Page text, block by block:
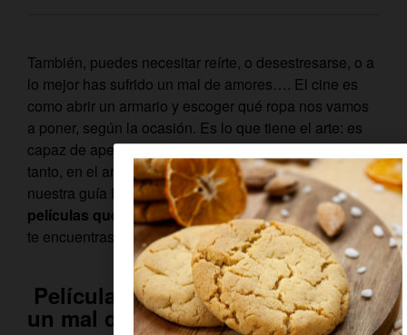
También, puedes necesitar reírte, o desestresarse, o a
lo mejor has sufrido un mal de amores…. El cine es
como abrir un armario y escoger qué ropa nos vamos
a poner, según la ocasión. Es lo que tiene el arte: es
capaz de apelar a todas nuestras emociones. Por lo
tanto, en el artículo de hoy, te vamos a mencionar
nuestra guía Pop TV. En ella, encontraráslas
películas que puedes ver según tu mood
. ¿Qué tal
te encuentras hoy?
Películas qué ver si has tenido
un mal día… O una mala racha